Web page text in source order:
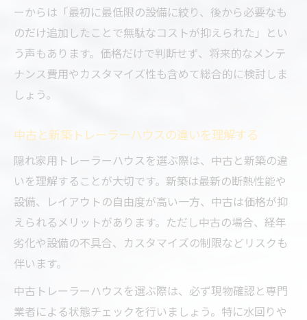
ーからは「最初に最低限の設備に絞り、後から必要なも
のだけ追加したことで無駄なコストが抑えられた」とい
う声もあります。価格だけで判断せず、将来的なメンテ
ナンス費用やカスタマイズ性も含めて総合的に検討しま
しょう。
中古と新築トレーラーハウスの違いを理解する
隠れ家用トレーラーハウスを選ぶ際は、中古と新築の違
いを理解することが大切です。新築は最新の断熱性能や
設備、レイアウトの自由度が高い一方、中古は価格が抑
えられるメリットがあります。ただし中古の場合、経年
劣化や設備の不具合、カスタマイズの制限などリスクも
伴います。
中古トレーラーハウスを選ぶ際は、必ず現物確認と専門
業者による状態チェックを行いましょう。特に水回りや